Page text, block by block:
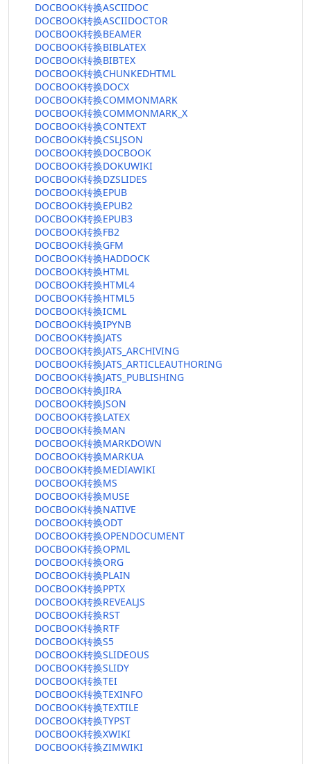
DOCBOOK转换ASCIIDOC
DOCBOOK转换ASCIIDOCTOR
DOCBOOK转换BEAMER
DOCBOOK转换BIBLATEX
DOCBOOK转换BIBTEX
DOCBOOK转换CHUNKEDHTML
DOCBOOK转换DOCX
DOCBOOK转换COMMONMARK
DOCBOOK转换COMMONMARK_X
DOCBOOK转换CONTEXT
DOCBOOK转换CSLJSON
DOCBOOK转换DOCBOOK
DOCBOOK转换DOKUWIKI
DOCBOOK转换DZSLIDES
DOCBOOK转换EPUB
DOCBOOK转换EPUB2
DOCBOOK转换EPUB3
DOCBOOK转换FB2
DOCBOOK转换GFM
DOCBOOK转换HADDOCK
DOCBOOK转换HTML
DOCBOOK转换HTML4
DOCBOOK转换HTML5
DOCBOOK转换ICML
DOCBOOK转换IPYNB
DOCBOOK转换JATS
DOCBOOK转换JATS_ARCHIVING
DOCBOOK转换JATS_ARTICLEAUTHORING
DOCBOOK转换JATS_PUBLISHING
DOCBOOK转换JIRA
DOCBOOK转换JSON
DOCBOOK转换LATEX
DOCBOOK转换MAN
DOCBOOK转换MARKDOWN
DOCBOOK转换MARKUA
DOCBOOK转换MEDIAWIKI
DOCBOOK转换MS
DOCBOOK转换MUSE
DOCBOOK转换NATIVE
DOCBOOK转换ODT
DOCBOOK转换OPENDOCUMENT
DOCBOOK转换OPML
DOCBOOK转换ORG
DOCBOOK转换PLAIN
DOCBOOK转换PPTX
DOCBOOK转换REVEALJS
DOCBOOK转换RST
DOCBOOK转换RTF
DOCBOOK转换S5
DOCBOOK转换SLIDEOUS
DOCBOOK转换SLIDY
DOCBOOK转换TEI
DOCBOOK转换TEXINFO
DOCBOOK转换TEXTILE
DOCBOOK转换TYPST
DOCBOOK转换XWIKI
DOCBOOK转换ZIMWIKI